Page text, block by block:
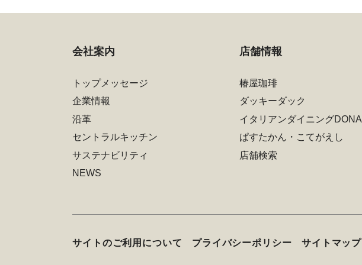
会社案内
トップメッセージ
企業情報
沿革
セントラルキッチン
サステナビリティ
NEWS
店舗情報
椿屋珈琲
ダッキーダック
イタリアンダイニングDONA
ぱすたかん・こてがえし
店舗検索
サイトのご利用について プライバシーポリシー サイトマップ